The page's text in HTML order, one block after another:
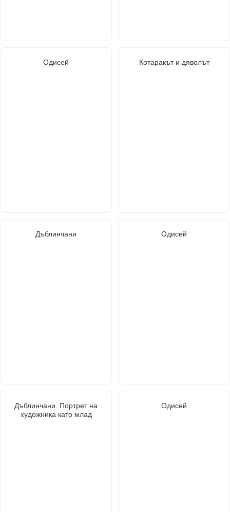
Одисей Котаракът и дяволът
Дъблинчани Одисей
Дъблинчани. Портрет на
художника като млад
Одисей